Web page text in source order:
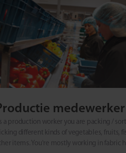
medewerker
a production worker you are packing /
different kinds of vegetables, fruits,
items. You're mostly working in fabric